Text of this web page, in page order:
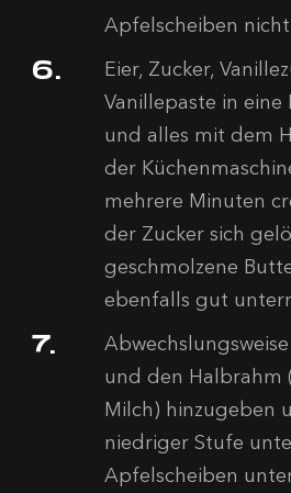
Apfelscheiben
Eier, Zucker,
Vanillepaste in eine
und alles mit dem
der
mehrere Minuten
der Zucker sich
geschmolzene
ebenfalls gut
und den Halbrahm
Milch) hinzugeben
niedriger Stufe
Apfelscheiben